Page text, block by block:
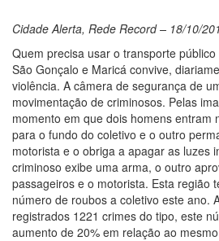
Cidade Alerta, Rede Record – 18/10/
Quem precisa usar o transporte
São Gonçalo e Maricá convive,
violência. A câmera de segurança de
movimentação de criminosos. Pelas
momento em que dois homens entram
para o fundo do coletivo e o outro
motorista e o obriga a apagar as luzes
criminoso exibe uma arma, o outro
passageiros e o motorista. Esta região
número de roubos a coletivo este ano.
registrados 1221 crimes do tipo, este
aumento de 20% em relação ao